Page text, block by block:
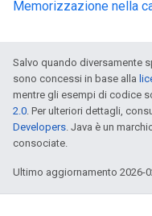
Memorizzazione nella
Salvo quando diversamente
sono concessi in base alla
mentre gli esempi di codice
2.0. Per ulteriori dettagli,
Developers. Java è un
consociate.
Ultimo aggiornamento 2026-